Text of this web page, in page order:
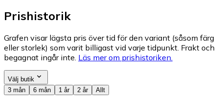
Prishistorik
Grafen visar lägsta pris över tid för den variant (såsom färg
eller storlek) som varit billigast vid varje tidpunkt. Frakt och
begagnat ingår inte. Läs mer om prishistoriken.
Välj butik
3 mån
6 mån 1 år 2 år Allt